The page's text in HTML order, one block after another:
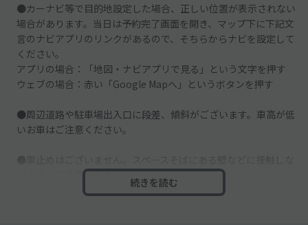
●カーナビ等で目的地設定した場合、正しい位置が表示されない
場合があります。当日は予約完了画面を開き、マップ下に下記文
言のナビアプリのリンクがあるので、そちらからナビを設定して
ください。
アプリの場合：「地図・ナビアプリで見る」という文字を押す
ウェブの場合：赤い「Google Mapへ」というボタンを押す
●周辺道路や駐車場出入口に段差、傾斜がございます。車高が低
いお車はご注意ください。
いよう、ご注意ください。
続きを読む